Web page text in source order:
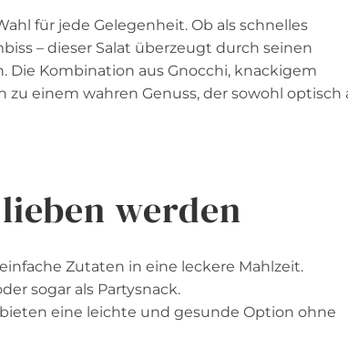
für jede Gelegenheit. Ob als schnelles
– dieser Salat überzeugt durch seinen
Kombination aus Gnocchi, knackigem
einem wahren Genuss, der sowohl optisch
werden
Zutaten in eine leckere Mahlzeit.
sogar als Partysnack.
eine leichte und gesunde Option ohne